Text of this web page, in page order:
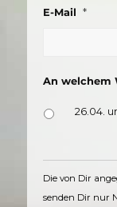
E-Mail *
An welchem
26.04.
Die von Dir
senden Dir nur